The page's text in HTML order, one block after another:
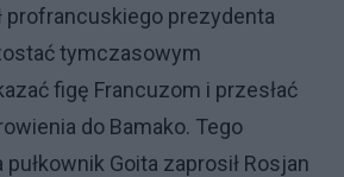
profrancuskiego prezydenta
tymczasowym
figę Francuzom i przesłać
do Bamako. Tego
Goita zaprosił Rosjan